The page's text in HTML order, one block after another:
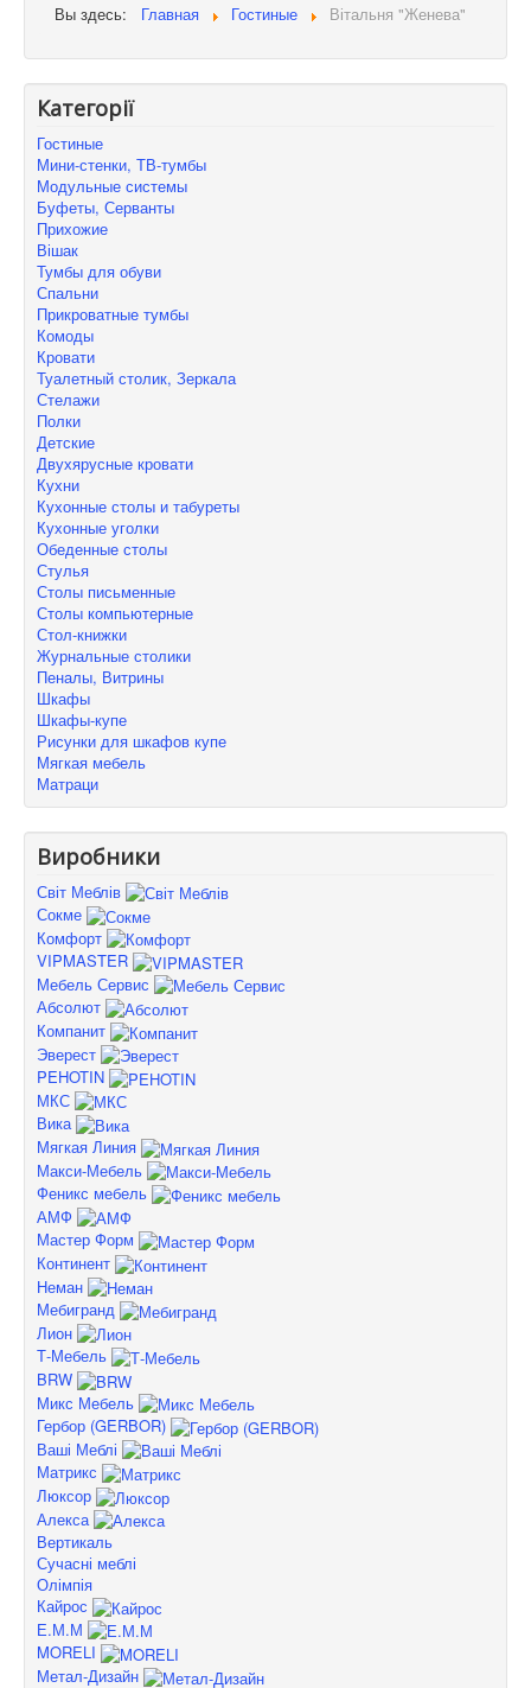
Вы здесь: Главная Гостиные Вітальня "Женева"
Категорії
Гостиные
Мини-стенки, ТВ-тумбы
Модульные системы
Буфеты, Серванты
Прихожие
Вішак
Тумбы для обуви
Спальни
Прикроватные тумбы
Комоды
Кровати
Туалетный столик, Зеркала
Стелажи
Полки
Детские
Двухярусные кровати
Кухни
Кухонные столы и табуреты
Кухонные уголки
Обеденные столы
Стулья
Столы письменные
Столы компьютерные
Стол-книжки
Журнальные столики
Пеналы, Витрины
Шкафы
Шкафы-купе
Рисунки для шкафов купе
Мягкая мебель
Матраци
Виробники
Світ Меблів
Сокме
Комфорт
VIPMASTER
Мебель Сервис
Абсолют
Компанит
Эверест
PEHOTIN
МКС
Вика
Мягкая Линия
Макси-Мебель
Феникс мебель
АМФ
Мастер Форм
Континент
Неман
Мебигранд
Лион
Т-Мебель
BRW
Микс Мебель
Гербор (GERBOR)
Ваші Меблі
Матрикс
Люксор
Алекса
Вертикаль
Сучасні меблі
Олімпія
Кайрос
Е.М.М
MORELI
Метал-Дизайн